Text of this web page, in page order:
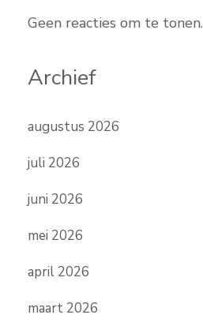
Geen reacties om te tonen.
Archief
augustus 2026
juli 2026
juni 2026
mei 2026
april 2026
maart 2026